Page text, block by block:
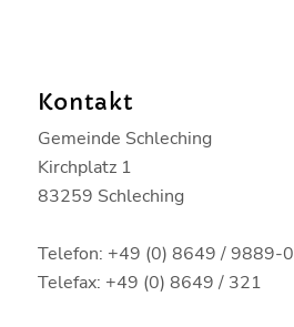
Kontakt
Gemeinde Schleching
Kirchplatz 1
83259 Schleching
Telefon: +49 (0) 8649 / 9889-0
Telefax: +49 (0) 8649 / 321